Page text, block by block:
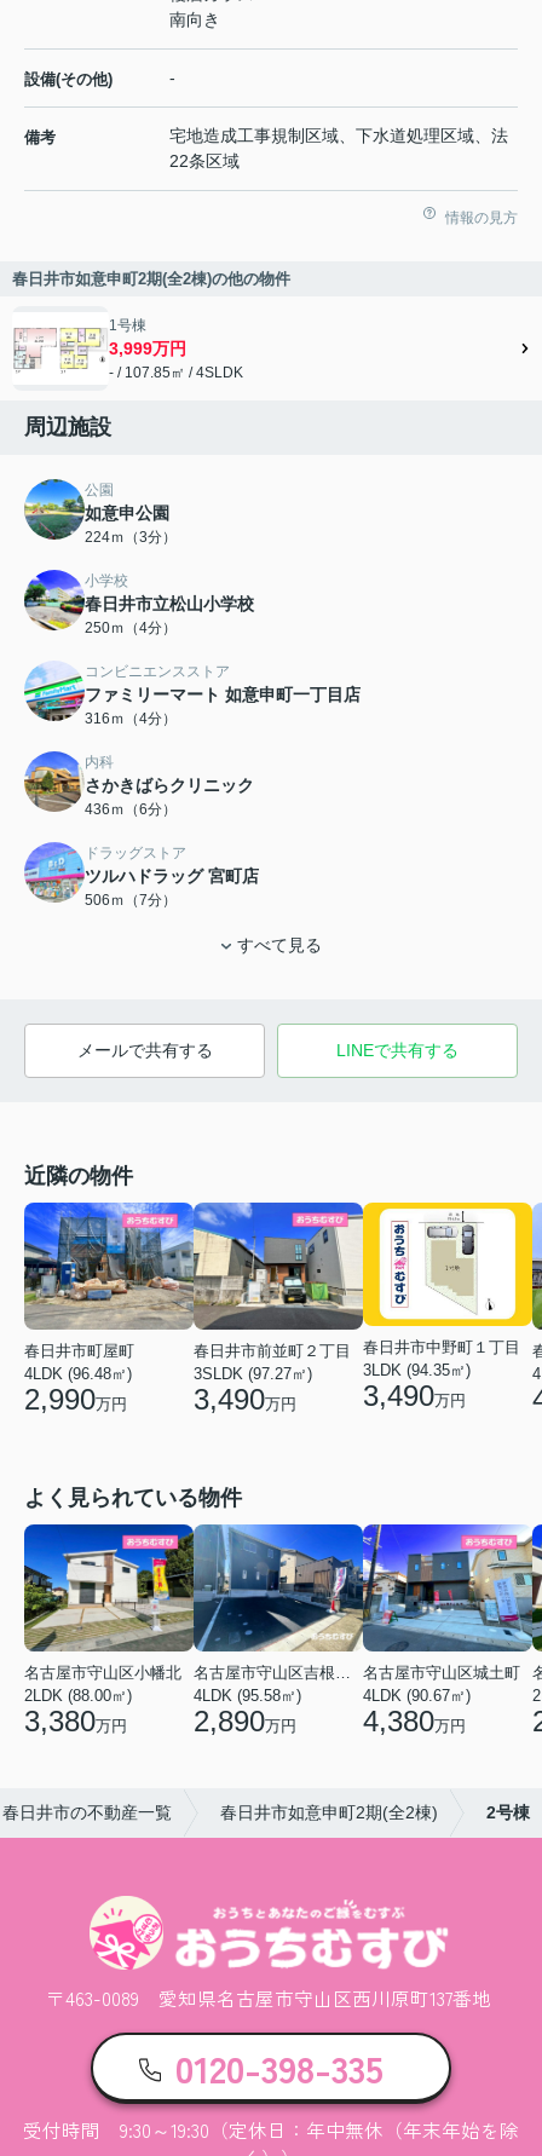
南向き
設備(その他) -
備考
宅地造成工事規制区域、下水道処理区域、法
22条区域
情報の見方
春日井市如意申町2期(全2棟)の他の物件
1号棟
3,999万円
- / 107.85㎡ / 4SLDK
周辺施設
公園
如意申公園
224ｍ（3分）
小学校
春日井市立松山小学校
250ｍ（4分）
コンビニエンスストア
ファミリーマート 如意申町一丁目店
316ｍ（4分）
内科
さかきばらクリニック
436ｍ（6分）
ドラッグストア
ツルハドラッグ 宮町店
506ｍ（7分）
すべて見る
メールで共有する LINEで共有する
近隣の物件
春日井市町屋町
4LDK (96.48㎡)
2,990万円
春日井市前並町２丁目
3SLDK (97.27㎡)
3,490万円
春日井市中野町１丁目
3LDK (94.35㎡)
3,490万円
よく見られている物件
名古屋市守山区小幡北
2LDK (88.00㎡)
3,380万円
4LDK (95.58㎡)
2,890万円
名古屋市守山区城土町
4LDK (90.67㎡)
4,380万円
春日井市の不動産一覧 春日井市如意申町2期(全2棟) 2号棟
〒463-0089 愛知県名古屋市守山区西川原町137番地
0120-398-335
受付時間 9:30～19:30（定休日：年中無休（年末年始を除